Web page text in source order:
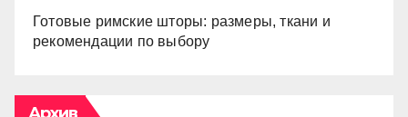
Готовые римские шторы: размеры, ткани и
рекомендации по выбору